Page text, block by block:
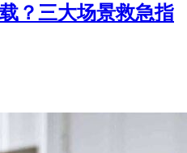
？三大场景救急指